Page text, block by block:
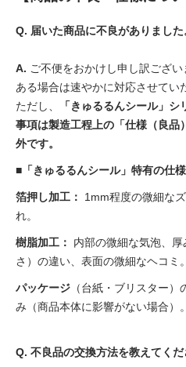
Q. 届いた商品に不良がありまし
A. ご不便をおかけし申し訳ござ
ある場合は速やかに対応させてい
ただし、
「きゅるるんシール」 シ
事項は製造工程上の 「仕様（良
外です。
■「きゅるるんシール」特有の仕
箔押し加工：
1mm程度の微細な
れ。
樹脂加工：
内部の微細な気泡、
さ）の違い、表面の微細なヘコミ。
パッケージ （台紙・ブリスター
み（商品本体に影響がない場合）
。
Q. 不良品の交換方法を教えてくだ